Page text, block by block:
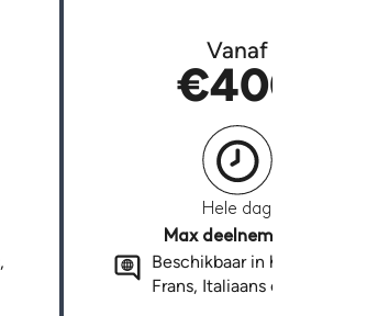
Vanaf
€400
Hele dag
Max deelnemers 6
Beschikbaar in het Engels,
Frans, Italiaans en Duits